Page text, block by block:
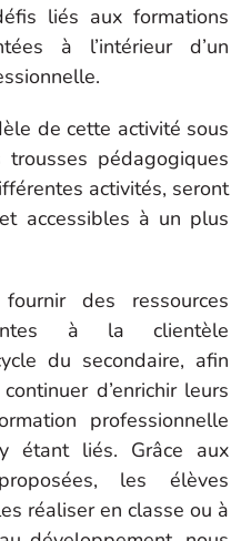
liés aux formations
à l’intérieur d’un
de cette activité sous
pédagogiques
activités, seront
accessibles à un plus
des ressources
à la clientèle
du secondaire, afin
d’enrichir leurs
professionnelle
étant liés. Grâce aux
les élèves
réaliser en classe ou à